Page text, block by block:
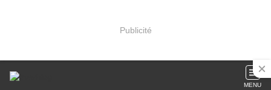
Publicité
MENU